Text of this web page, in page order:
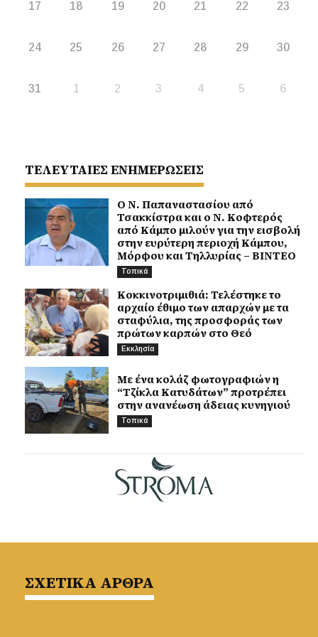
17 18 19 20 21 22 23
24 25 26 27 28 29 30
31 1 2 3 4 5 6
ΤΕΛΕΥΤΑΙΕΣ ΕΝΗΜΕΡΩΣΕΙΣ
Ο Ν. Παπαναστασίου από
Τσακκίστρα και ο Ν. Κοφτερός
από Κάμπο μιλούν για την εισβολή
στην ευρύτερη περιοχή Κάμπου,
Μόρφου και Τηλλυρίας – ΒΙΝΤΕΟ
Τοπικά
Κοκκινοτριμιθιά: Τελέστηκε το
αρχαίο έθιμο των απαρχών με τα
σταφύλια, της προσφοράς των
πρώτων καρπών στο Θεό
Εκκλησία
Με ένα κολάζ φωτογραφιών η
“Τζίκλα Κατυδάτων” προτρέπει
στην ανανέωση άδειας κυνηγιού
Τοπικά
ΣΧΕΤΙΚΑ ΑΡΘΡΑ